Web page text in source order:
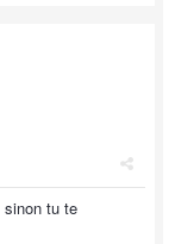
tu te